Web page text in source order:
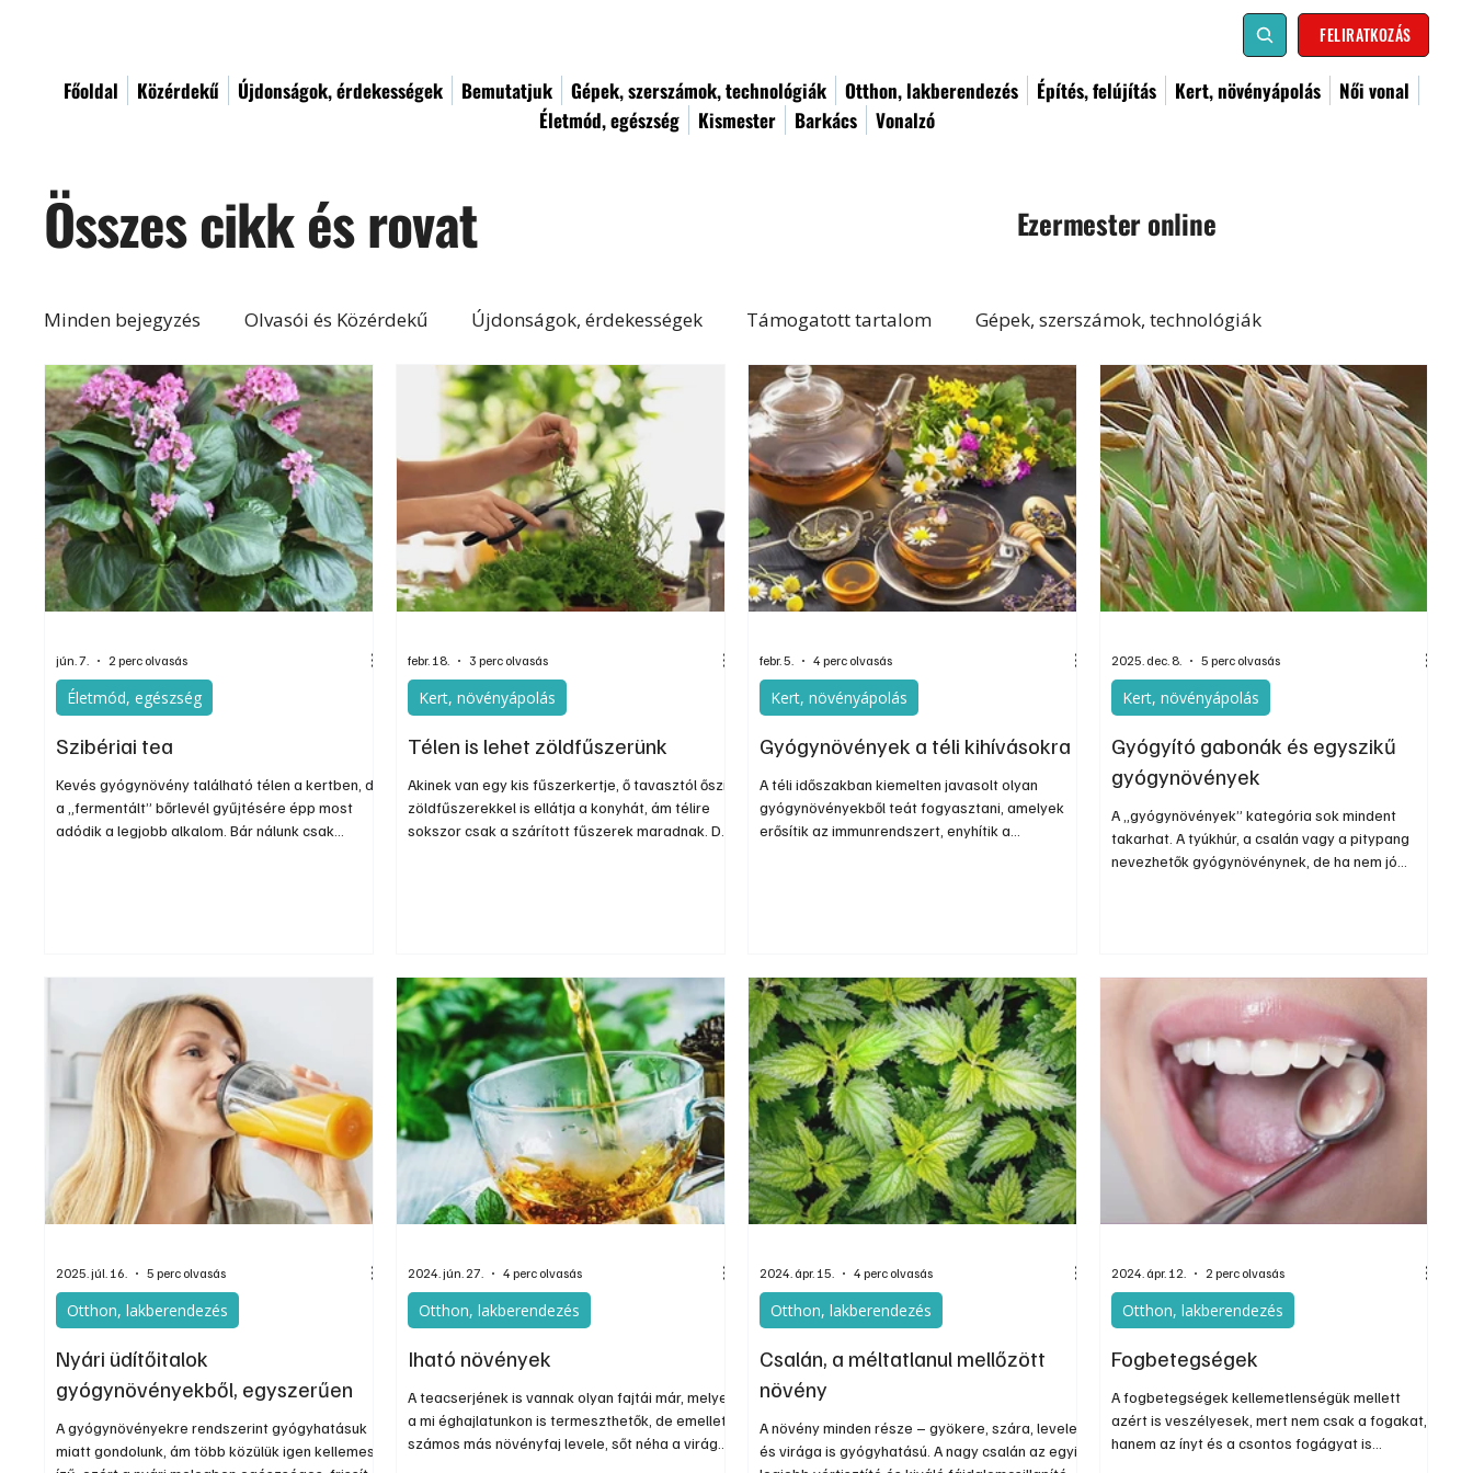
FELIRATKOZÁS
Főoldal Közérdekű Újdonságok, érdekességek Bemutatjuk Gépek, szerszámok, technológiák Otthon, lakberendezés Építés, felújítás Kert, növényápolás
Női vonal
Életmód, egészség
Kismester Barkács Vonalzó
Összes cikk és rovat Ezermester online
Minden bejegyzés Olvasói és Közérdekű Újdonságok, érdekességek Támogatott tartalom Gépek, szerszámok, technológiák
Építés, felújítás Otthon, lakberendezés Életmód, egészség Kert, növényápolás Női vonal Kismester Barkács Címoldal
Egyéb Elektronika Hobby Általános Információs oldal Oldtimer Kiadványok Szerkesztői Ezermester Extra
Szibériai tea
Kevés gyógynövény található télen a kertben, de
a „fermentált” bőrlevél gyűjtésére épp most
adódik a legjobb alkalom. Bár nálunk csak
Életmód, egészség
jún. 7. 2 perc olvasás
Télen is lehet zöldfűszerünk
Akinek van egy kis fűszerkertje, ő tavasztól őszig
zöldfűszerekkel is ellátja a konyhát, ám télire
sokszor csak a szárított fűszerek maradnak. De
Kert, növényápolás
febr. 18. 3 perc olvasás
Gyógynövények a téli kihívásokra
A téli időszakban kiemelten javasolt olyan
gyógynövényekből teát fogyasztani, amelyek
erősítik az immunrendszert, enyhítik a
váltogatni. Kisebb gyermekeknek hígítva, vagy
gyógynövényes szirup formájában (pl. lándzsás
útifű
Kert, növényápolás
febr. 5. 4 perc olvasás
Gyógyító gabonák és egyszikű
gyógynövények
A „gyógynövények” kategória sok mindent
takarhat. A tyúkhúr, a csalán vagy a pitypang
nevezhetők gyógynövénynek, de ha nem jó
még a gabonák között is bőven akad
gyógyhatású.
Kert, növényápolás
2025. dec. 8. 5 perc olvasás
Nyári üdítőitalok
gyógynövényekből, egyszerűen
A gyógynövényekre rendszerint gyógyhatásuk
miatt gondolunk, ám több közülük igen kellemes
Otthon, lakberendezés
2025. júl. 16. 5 perc olvasás
Iható növények
A teacserjének is vannak olyan fajtái már, melyek
a mi éghajlatunkon is termeszthetők, de emellett
számos más növényfaj levele, sőt néha a virága
Otthon, lakberendezés
2024. jún. 27. 4 perc olvasás
Csalán, a méltatlanul mellőzött
növény
A növény minden része – gyökere, szára, levele
és virága is gyógyhatású. A nagy csalán az egyik
Otthon, lakberendezés
2024. ápr. 15. 4 perc olvasás
Fogbetegségek
A fogbetegségek kellemetlenségük mellett
azért is veszélyesek, mert nem csak a fogakat,
hanem az ínyt és a csontos fogágyat is
Otthon, lakberendezés
2024. ápr. 12. 2 perc olvasás